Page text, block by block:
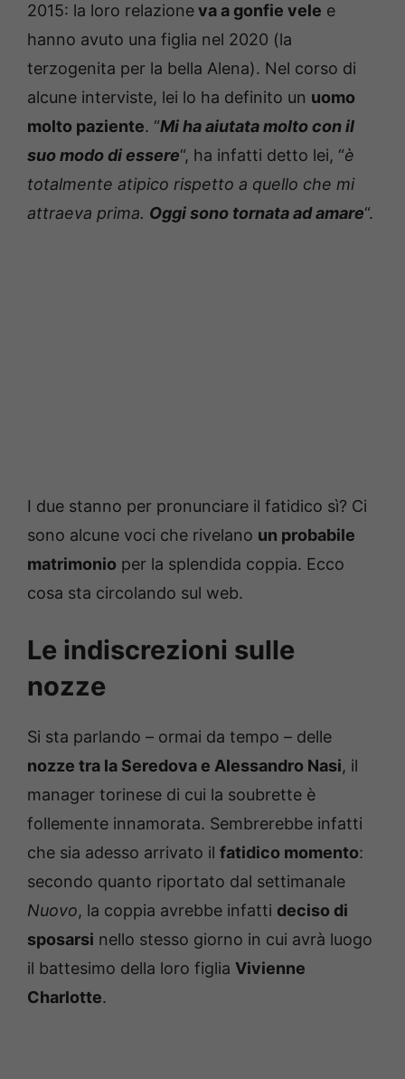
2015: la loro relazioneva a gonfie vele e
hanno avuto una figlia nel 2020 (la
terzogenita per la bella Alena). Nel corso di
alcune interviste, lei lo ha definito un uomo
molto paziente. “Mi ha aiutata molto con il
suo modo di essere“, ha infatti detto lei, “è
totalmente atipico rispetto a quello che mi
attraeva prima. Oggi sono tornata ad amare“.
I due stanno per pronunciare il fatidico sì? Ci
sono alcune voci che rivelano un probabile
matrimonio per la splendida coppia. Ecco
cosa sta circolando sul web.
Le indiscrezioni sulle
nozze
Si sta parlando – ormai da tempo – delle
nozze tra la Seredova e Alessandro Nasi, il
manager torinese di cui la soubrette è
follemente innamorata. Sembrerebbe infatti
che sia adesso arrivato il fatidico momento:
secondo quanto riportato dal settimanale
Nuovo, la coppia avrebbe infatti deciso di
sposarsi nello stesso giorno in cui avrà luogo
il battesimo della loro figlia Vivienne
Charlotte.